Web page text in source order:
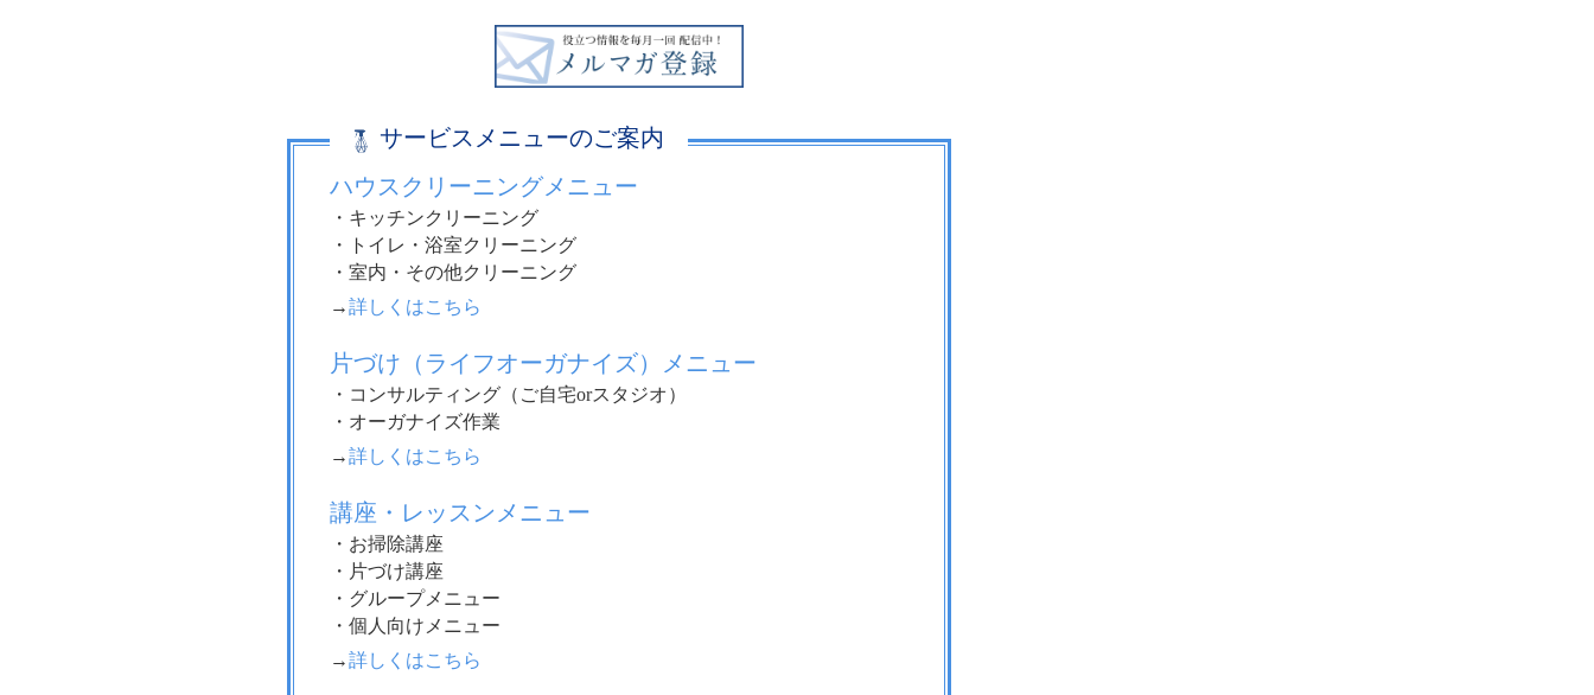
サービスメニューのご案内
ハウスクリーニングメニュー
・キッチンクリーニング
・トイレ・浴室クリーニング
・室内・その他クリーニング
→詳しくはこちら
片づけ（ライフオーガナイズ）メニュー
・コンサルティング（ご自宅orスタジオ）
・オーガナイズ作業
→詳しくはこちら
講座・レッスンメニュー
・お掃除講座
・片づけ講座
・グループメニュー
・個人向けメニュー
→詳しくはこちら